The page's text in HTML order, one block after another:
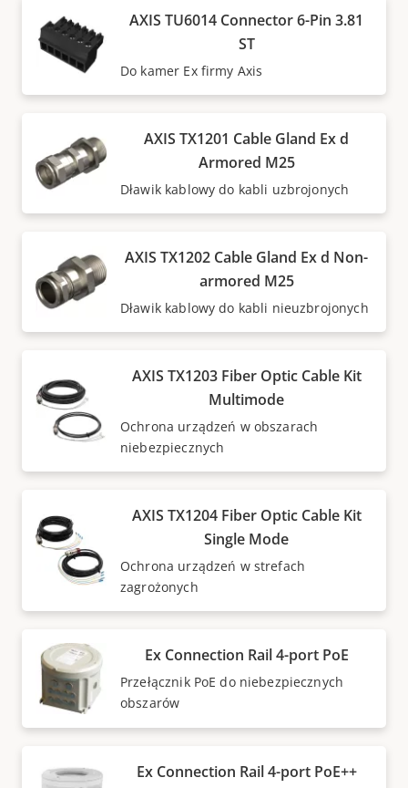
AXIS TU6014 Connector 6-Pin 3.81
ST
Do kamer Ex firmy Axis
AXIS TX1201 Cable Gland Ex d
Armored M25
Dławik kablowy do kabli uzbrojonych
AXIS TX1202 Cable Gland Ex d Non-
armored M25
Dławik kablowy do kabli nieuzbrojonych
AXIS TX1203 Fiber Optic Cable Kit
Multimode
Ochrona urządzeń w obszarach
niebezpiecznych
AXIS TX1204 Fiber Optic Cable Kit
Single Mode
Ochrona urządzeń w strefach
zagrożonych
Ex Connection Rail 4-port PoE
Przełącznik PoE do niebezpiecznych
obszarów
Ex Connection Rail 4-port PoE++